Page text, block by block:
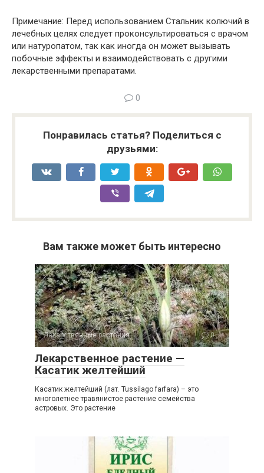
Примечание: Перед использованием Стальник колючий в
лечебных целях следует проконсультироваться с врачом
или натуропатом, так как иногда он может вызывать
побочные эффекты и взаимодействовать с другими
лекарственными препаратами.
0
Понравилась статья? Поделиться с
друзьями:
Вам также может быть интересно
Лекарственные растения 0
Лекарственное растение —
Касатик желтейший
Касатик желтейший (лат. Tussilago farfara) – это
многолетнее травянистое растение семейства
астровых. Это растение